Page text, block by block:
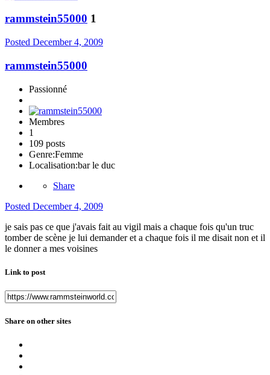
rammstein55000 1
Posted December 4, 2009
rammstein55000
Passionné
Membres
1
109 posts
Genre:Femme
Localisation:bar le duc
Share
Posted December 4, 2009
je sais pas ce que j'avais fait au vigil mais a chaque fois qu'un truc
tomber de scène je lui demander et a chaque fois il me disait non et il
le donner a mes voisines
Link to post
Share on other sites